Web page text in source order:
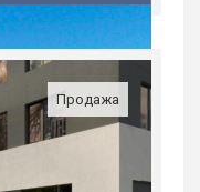
на
Продажа